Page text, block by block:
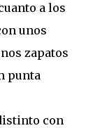
a los
unos
zapatos
punta
con